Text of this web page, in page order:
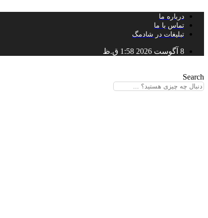
محتوا
درباره ما
تماس با ما
تبلیغات در شادمگ
8 آگوست 2026 1:58 ق.ظ
Search